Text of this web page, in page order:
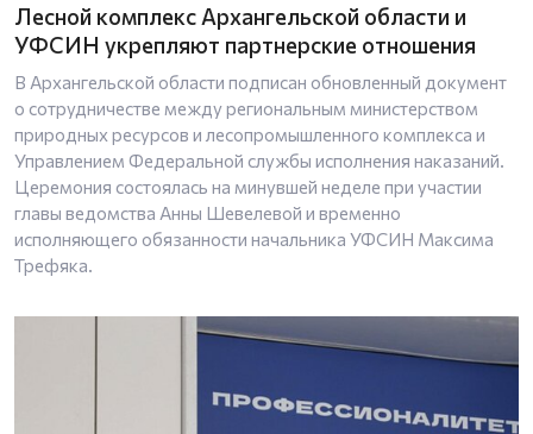
Лесной комплекс Архангельской области и
УФСИН укрепляют партнерские отношения
В Архангельской области подписан обновленный документ
о сотрудничестве между региональным министерством
природных ресурсов и лесопромышленного комплекса и
Управлением Федеральной службы исполнения наказаний.
Церемония состоялась на минувшей неделе при участии
главы ведомства Анны Шевелевой и временно
исполняющего обязанности начальника УФСИН Максима
Трефяка.